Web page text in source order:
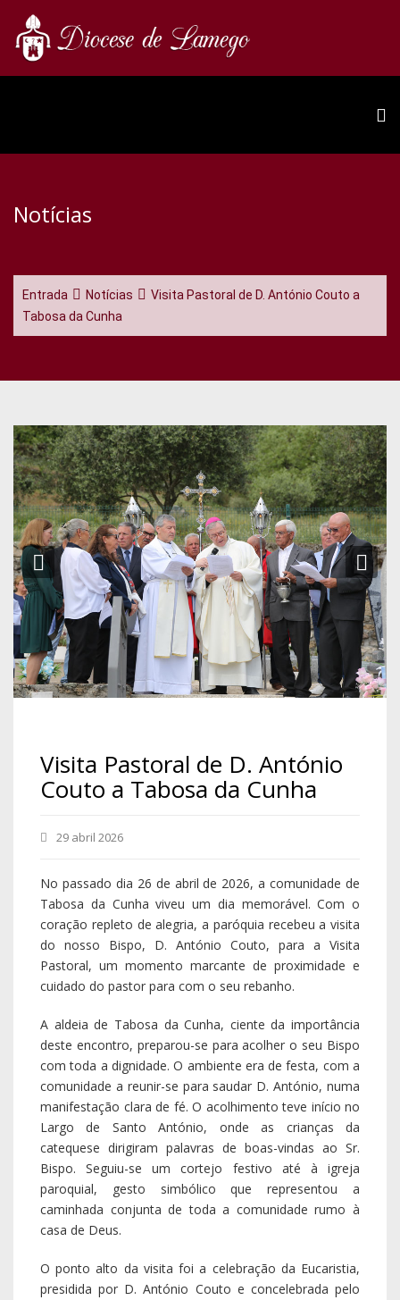
Notícias
Entrada Notícias
Visita Pastoral de D. António Couto a
Tabosa da Cunha
Previous
Visita Pastoral de D. António
Couto a Tabosa da Cunha
29 abril 2026
No passado dia 26 de abril de 2026, a comunidade de
Tabosa da Cunha viveu um dia memorável. Com o
coração repleto de alegria, a paróquia recebeu a visita
do nosso Bispo, D. António Couto, para a Visita
Pastoral, um momento marcante de proximidade e
cuidado do pastor para com o seu rebanho.
A aldeia de Tabosa da Cunha, ciente da importância
deste encontro, preparou-se para acolher o seu Bispo
com toda a dignidade. O ambiente era de festa, com a
comunidade a reunir-se para saudar D. António, numa
manifestação clara de fé. O acolhimento teve início no
Largo de Santo António, onde as crianças da
catequese dirigiram palavras de boas-vindas ao Sr.
Bispo. Seguiu-se um cortejo festivo até à igreja
paroquial, gesto simbólico que representou a
caminhada conjunta de toda a comunidade rumo à
casa de Deus.
O ponto alto da visita foi a celebração da Eucaristia,
presidida por D. António Couto e concelebrada pelo